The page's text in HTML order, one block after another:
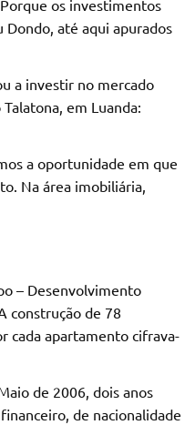
os investimentos
até aqui apurados
a investir no mercado
em Luanda:
a oportunidade em que
Na área imobiliária,
– Desenvolvimento
construção de 78
cada apartamento cifrava-
de 2006, dois anos
de nacionalidade